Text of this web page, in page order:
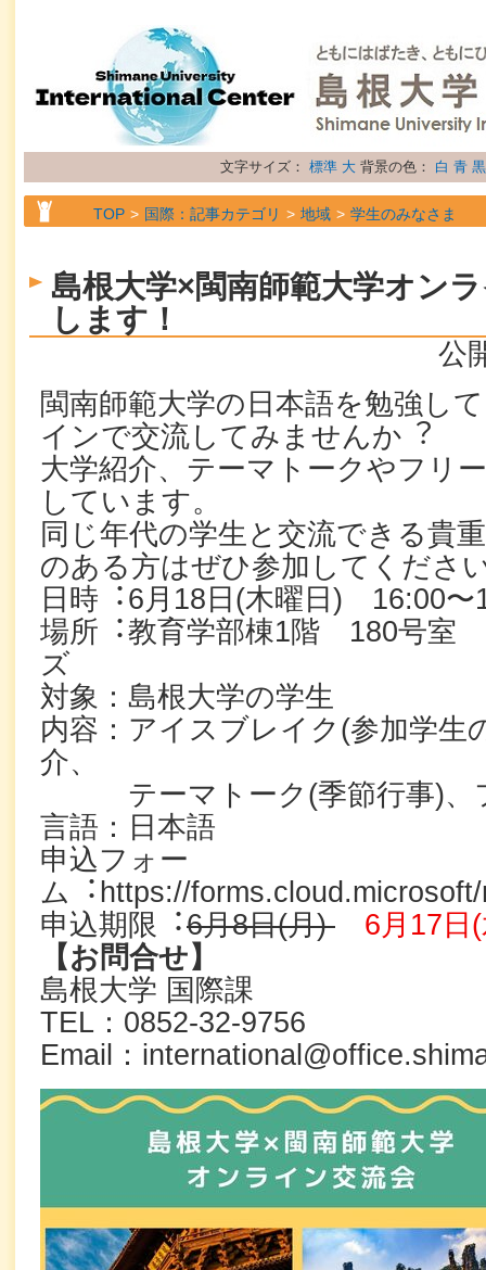
文字サイズ： 標準 大 背景の色： 白 青 黒
TOP 国際：記事カテゴリ 地域 学生のみなさま
TOP 国際：記事カテゴリ 属性 お知らせ
島根大学×閩南師範⼤学オン
します！
公
閩南師範⼤学の⽇本語を勉強し
インで交流してみませんか︖
⼤学紹介、テーマトークやフリ
しています。
同じ年代の学生と交流できる貴
のある方はぜひ参加してくださ
⽇時︓6⽉18⽇(⽊曜⽇) 16:00〜
場所︓教育学部棟1階 180号室
ズ
対象：島根大学の学生
内容：アイスブレイク(参加学生
介、
テーマトーク(季節行事)、
言語：日本語
申込フォー
ム︓https://
申込期限︓6⽉8⽇(月)
6月17日
【お問合せ】
島根大学 国際課
TEL：0852-32-9756
Email：